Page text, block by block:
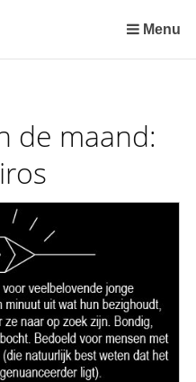
Menu
de maand: